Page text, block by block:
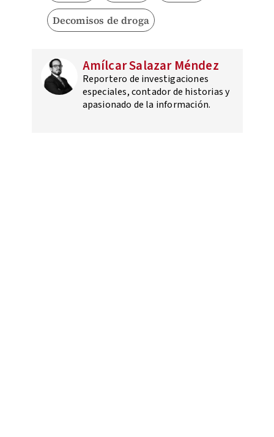
Decomisos de droga
Amílcar Salazar Méndez
Reportero de investigaciones
especiales, contador de historias y
apasionado de la información.